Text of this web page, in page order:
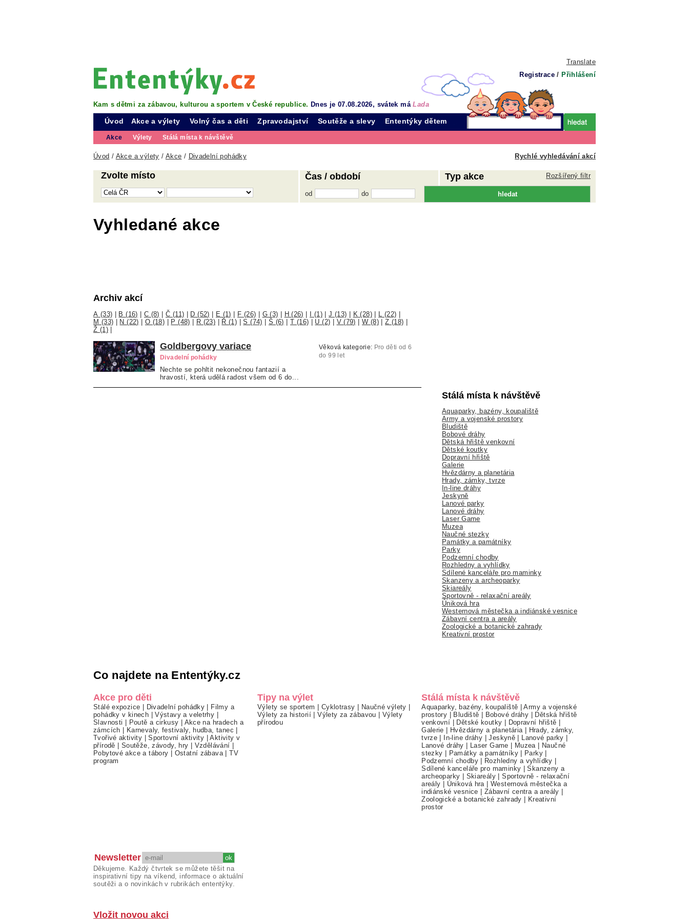
Translate
Registrace / Přihlášení
Kam s dětmi za zábavou, kulturou a sportem v České republice. Dnes je 07.08.2026, svátek máLada
Úvod Akce a výlety
Akce Výlety Stálá místa k návštěvě
Volný čas a děti Zpravodajství Soutěže a slevy Ententýky dětem
Rychlé vyhledávání akcí
Úvod / Akce a výlety / Akce / Divadelní pohádky
Zvolte místo Čas / období
od do
Typ akce Rozšířený filtr
Vyhledané akce
Archiv akcí
A (33) | B (16) | C (8) |Č (11) | D (52) | E (1) | F (26) | G (3) | H (26) | I (1)|J (13) | K (28)| L (22) |
M (33) | N (22) | O (18) | P (48) | R (23) | Ř (1) |S (74) | Š (6) | T (16) | U (2) | V (79) | W (8)|Z (18) |
Ž (1)|
Goldbergovy variace
Divadelní pohádky
Nechte se pohltit nekonečnou fantazií a
hravostí, která udělá radost všem od 6 do...
Věková kategorie: Pro děti od 6
do 99 let
Stálá místa k návštěvě
Aquaparky, bazény, koupaliště
Army a vojenské prostory
Bludiště
Bobové dráhy
Dětská hřiště venkovní
Dětské koutky
Dopravní hřiště
Galerie
Hvězdárny a planetária
Hrady, zámky, tvrze
In-line dráhy
Jeskyně
Lanové parky
Lanové dráhy
Laser Game
Muzea
Naučné stezky
Památky a památníky
Parky
Podzemní chodby
Rozhledny a vyhlídky
Sdílené kanceláře pro maminky
Skanzeny a archeoparky
Skiareály
Sportovně - relaxační areály
Úniková hra
Westernová městečka a indiánské vesnice
Zábavní centra a areály
Zoologické a botanické zahrady
Kreativní prostor
Co najdete na Ententýky.cz
Akce pro děti
Stálé expozice Divadelní pohádky
Filmy a
pohádky v kinech |Výstavy a veletrhy
Slavnosti
Poutě a cirkusy
Akce na hradech a
zámcích
Karnevaly, festivaly, hudba, tanec
Tvořivé aktivity |Sportovní aktivity |Aktivity v
přírodě
Soutěže, závody, hry Vzdělávání
Pobytové akce a tábory
Ostatní zábava|TV
program
Tipy na výlet
Výlety se sportem Cyklotrasy Naučné výlety
Výlety za historií |Výlety za zábavou
Výlety
přírodou
Stálá místa k návštěvě
Aquaparky, bazény, koupaliště |Army a vojenské
prostory
Bludiště Bobové dráhy
Dětská hřiště
venkovní
Dětské koutky Dopravní hřiště
Galerie
Hvězdárny a planetária|
Hrady, zámky,
tvrze
In-line dráhy |Jeskyně Lanové parky
Lanové dráhy
Laser Game Muzea|
Naučné
stezky
Památky a památníky| Parky
Podzemní chodby| Rozhledny a vyhlídky
Sdílené kanceláře pro maminky |Skanzeny a
archeoparky
Skiareály |Sportovně - relaxační
areály
Úniková hra|Westernová městečka a
indiánské vesnice
Zábavní centra a areály
Zoologické a botanické zahrady
Kreativní
prostor
Newsletter
Děkujeme. Každý čtvrtek se můžete těšit na
inspirativní tipy na víkend, informace o aktuální
soutěži a o novinkách v rubrikách ententýky.
Vložit novou akci